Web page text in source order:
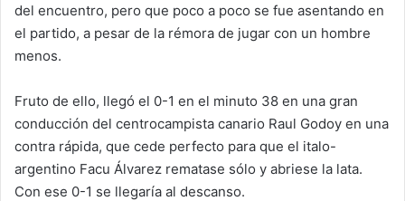
del encuentro, pero que poco a poco se fue asentando en
el partido, a pesar de la rémora de jugar con un hombre
menos.
Fruto de ello, llegó el 0-1 en el minuto 38 en una gran
conducción del centrocampista canario Raul Godoy en una
contra rápida, que cede perfecto para que el italo-
argentino Facu Álvarez rematase sólo y abriese la lata.
Con ese 0-1 se llegaría al descanso.